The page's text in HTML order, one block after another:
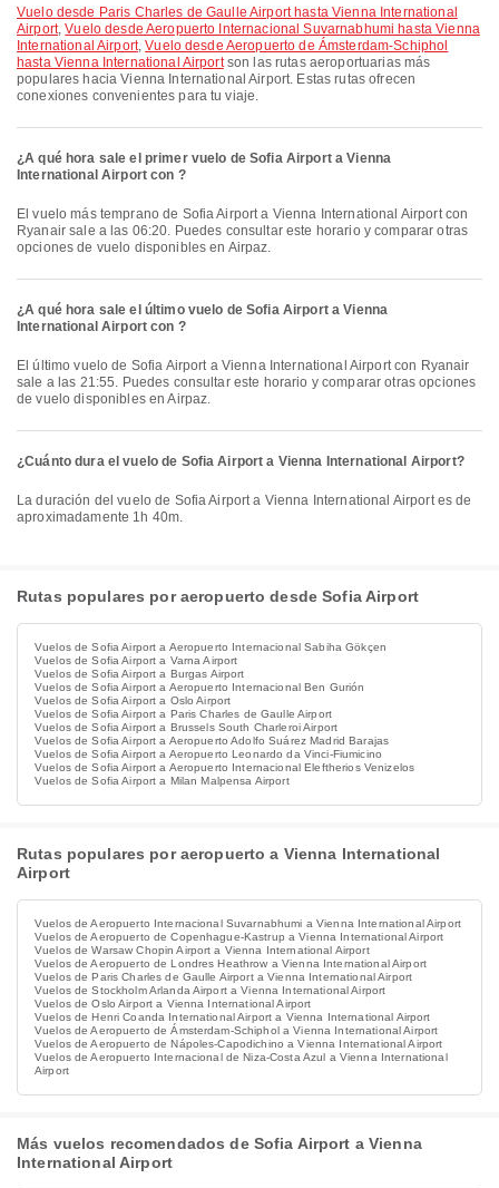
Vuelo desde Paris Charles de Gaulle Airport hasta Vienna International
Airport,Vuelo desde Aeropuerto Internacional Suvarnabhumi hasta Vienna
International Airport,Vuelo desde Aeropuerto de Ámsterdam-Schiphol
hasta Vienna International Airportson las rutas aeroportuarias más
populares hacia Vienna International Airport. Estas rutas ofrecen
conexiones convenientes para tu viaje.
¿A qué hora sale el primer vuelo de Sofia Airport a Vienna
International Airport con ?
El vuelo más temprano de Sofia Airport a Vienna International Airport con
Ryanair sale a las 06:20. Puedes consultar este horario y comparar otras
opciones de vuelo disponibles en Airpaz.
¿A qué hora sale el último vuelo de Sofia Airport a Vienna
International Airport con ?
El último vuelo de Sofia Airport a Vienna International Airport con Ryanair
sale a las 21:55. Puedes consultar este horario y comparar otras opciones
de vuelo disponibles en Airpaz.
¿Cuánto dura el vuelo de Sofia Airport a Vienna International Airport?
La duración del vuelo de Sofia Airport a Vienna International Airport es de
aproximadamente 1h 40m.
Rutas populares por aeropuerto desde Sofia Airport
Vuelos de Sofia Airport a Aeropuerto Internacional Sabiha Gökçen
Vuelos de Sofia Airport a Varna Airport
Vuelos de Sofia Airport a Burgas Airport
Vuelos de Sofia Airport a Aeropuerto Internacional Ben Gurión
Vuelos de Sofia Airport a Oslo Airport
Vuelos de Sofia Airport a Paris Charles de Gaulle Airport
Vuelos de Sofia Airport a Brussels South Charleroi Airport
Vuelos de Sofia Airport a Aeropuerto Adolfo Suárez Madrid Barajas
Vuelos de Sofia Airport a Aeropuerto Leonardo da Vinci-Fiumicino
Vuelos de Sofia Airport a Aeropuerto Internacional Eleftherios Venizelos
Vuelos de Sofia Airport a Milan Malpensa Airport
Rutas populares por aeropuerto a Vienna International
Airport
Vuelos de Aeropuerto Internacional Suvarnabhumi a Vienna International Airport
Vuelos de Aeropuerto de Copenhague-Kastrup a Vienna International Airport
Vuelos de Warsaw Chopin Airport a Vienna International Airport
Vuelos de Aeropuerto de Londres Heathrow a Vienna International Airport
Vuelos de Paris Charles de Gaulle Airport a Vienna International Airport
Vuelos de Stockholm Arlanda Airport a Vienna International Airport
Vuelos de Oslo Airport a Vienna International Airport
Vuelos de Henri Coanda International Airport a Vienna International Airport
Vuelos de Aeropuerto de Ámsterdam-Schiphol a Vienna International Airport
Vuelos de Aeropuerto de Nápoles-Capodichino a Vienna International Airport
Vuelos de Aeropuerto Internacional de Niza-Costa Azul a Vienna International
Airport
Más vuelos recomendados de Sofia Airport a Vienna
International Airport